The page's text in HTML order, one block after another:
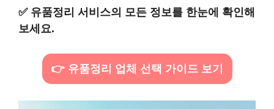
✅ 유품정리 서비스의 모든 정보를 한눈에 확인해
보세요.
👉 유품정리 업체 선택 가이드 보기